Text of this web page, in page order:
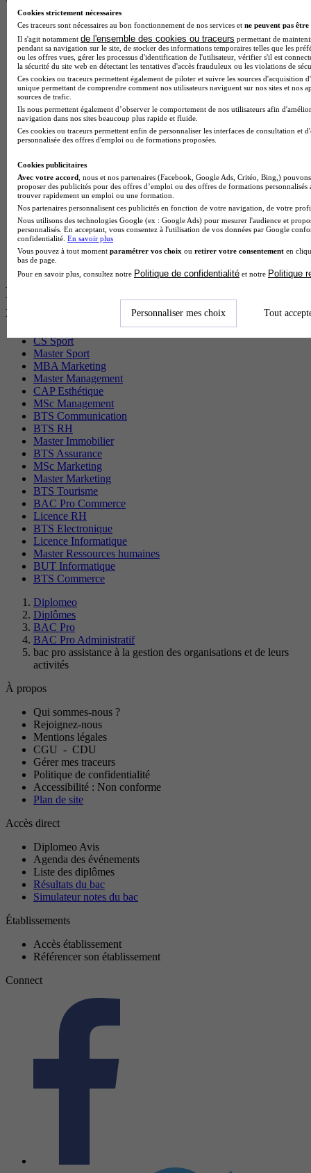
BTS Esf en alternance
BTS Dietetique en alternance
BTS Mco en alternance
BTS Pi en alternance
BTS Sp3s en alternance
Master CCA en alternance
BTS Ndrc en alternance
BTS Sam en alternance
Cap Fleuriste en alternance
BTS Sio en alternance
BTS Gpme en alternance
Cap Electricien en alternance
BTS Gpn en alternance
BTS Domotique en alternance
BAC Pro Agora en alternance
BTS Sta en alternance
BTS Iris en alternance
BTS Tpl en alternance
BTS Ati en alternance
Les diplômes par filière les plus
recherchés
CS Sport
Master Sport
MBA Marketing
Master Management
CAP Esthétique
MSc Management
BTS Communication
BTS RH
Master Immobilier
BTS Assurance
MSc Marketing
Master Marketing
BTS Tourisme
BAC Pro Commerce
Licence RH
BTS Electronique
Licence Informatique
Master Ressources humaines
BUT Informatique
BTS Commerce
Diplomeo
Diplômes
BAC Pro
BAC Pro Administratif
bac pro assistance à la gestion des organisations et de leurs
activités
À propos
Qui sommes-nous ?
Rejoignez-nous
Mentions légales
CGU - CDU
Gérer mes traceurs
Politique de confidentialité
Accessibilité : Non conforme
Plan de site
Accès direct
Diplomeo Avis
Agenda des événements
Liste des diplômes
Résultats du bac
Simulateur notes du bac
Établissements
Accès établissement
Référencer son établissement
Connect
Cookies strictement nécessaires
Ces traceurs sont nécessaires au bon fonctionnement de nos services et ne peuvent pas être
Il s'agit notamment de l'ensemble des cookies ou traceurs permettant de
pendant sa navigation sur le site, de stocker des informations temporaires telles que les
ou les offres vues, gérer les processus d'identification de l'utilisateur, vérifier s'il est
la sécurité du site web en détectant les tentatives d'accès frauduleux ou les violations de
Ces cookies ou traceurs permettent également de piloter et suivre les sources d'acquisition
unique permettant de comprendre comment nos utilisateurs naviguent sur nos sites et nos
sources de trafic.
Ils nous permettent également d’observer le comportement de nos utilisateurs afin
navigation dans nos sites beaucoup plus rapide et fluide.
Ces cookies ou traceurs permettent enfin de personnaliser les interfaces de consultation et
personnalisée des offres d'emploi ou de formations proposées.
Cookies publicitaires
Avec votre accord , nous et nos partenaires (Facebook, Google Ads, Critéo, Bing,)
proposer des publicités pour des offres d’emploi ou des offres de formations
trouver rapidement un emploi ou une formation.
Nos partenaires personnalisent ces publicités en fonction de votre navigation, de votre
Nous utilisons des technologies Google (ex : Google Ads) pour mesurer l'audience et
personnalisés. En acceptant, vous consentez à l'utilisation de vos données par Google
confidentialité. En savoir plus
Vous pouvez à tout moment paramétrer vos choix ou retirer votre consentement en
bas de page.
Pour en savoir plus, consultez notre Politique de confidentialité et notre Politique
Personnaliser mes choix Tout